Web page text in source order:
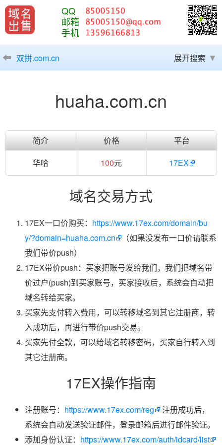
QQ
邮箱
手机
双拼.com.cn 展开搜索
huaha.com.cn
简介 价格
平台
华哈
100元 17EX
域名交易方式
17EX一口价购买： https://www.17ex.com/domain/bu
y/?domain=huaha.com.cn
（如果没发布一口价请联系
我们带价push）
17EX带价push：买家把账号发给我们，我们把域名带
价过户(push)到买家账号，买家接收后，系统会自动把
域名转给买家。
买家先支付转入费用，可以转移域名到其它注册商，转
入成功后，再进行带价push交易。
买家先付全款，可以给域名转移密码，买家自行转入到
其它注册商。
17EX操作指南
注册账号： https://www.17ex.com/reg
注册成功后，
系统会自动发送验证邮件，登录邮箱后进行邮件验证。
添加身份认证： https://www.17ex.com/auth/idcard/list